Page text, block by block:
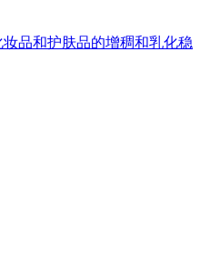
品和护肤品的增稠和乳化稳